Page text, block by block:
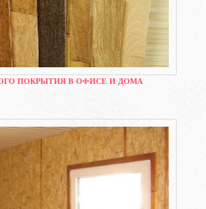
ПОКРЫТИЯ В ОФИСЕ И ДОМА